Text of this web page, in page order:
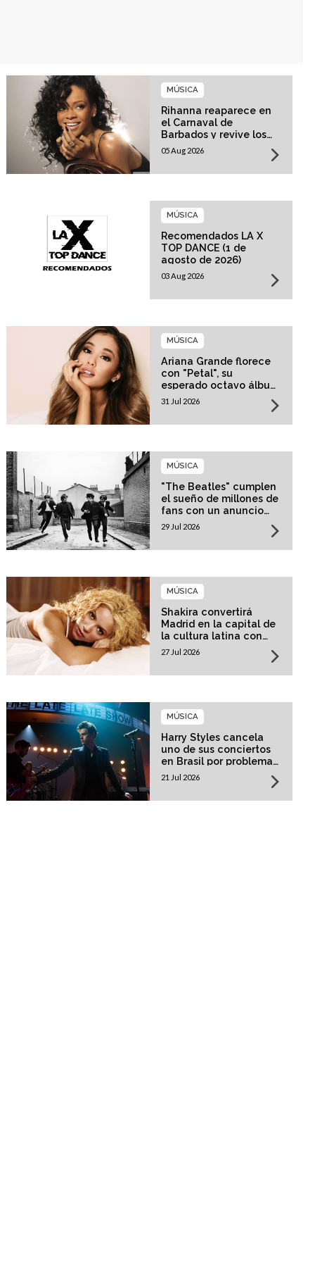
Rihanna reaparece en
el Carnaval de
Barbados y revive los
rumores sobre su
esperado regreso
MÚSICA
05 Aug 2026
Recomendados LA X
TOP DANCE (1 de
agosto de 2026)
MÚSICA
03 Aug 2026
Ariana Grande florece
con "Petal", su
esperado octavo álbum
de estudio
MÚSICA
31 Jul 2026
"The Beatles" cumplen
el sueño de millones de
fans con un anuncio
histórico
MÚSICA
29 Jul 2026
Shakira convertirá
Madrid en la capital de
la cultura latina con
una residencia histórica
MÚSICA
27 Jul 2026
Harry Styles cancela
uno de sus conciertos
en Brasil por problemas
de salud
MÚSICA
21 Jul 2026